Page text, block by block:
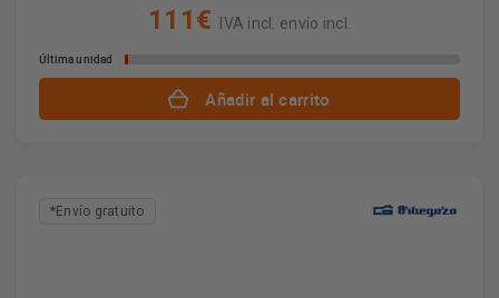
111€ IVA incl. envío incl.
Última unidad
Añadir al carrito
*Envío gratuito